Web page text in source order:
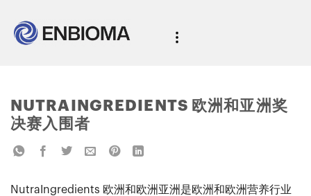
NUTRAINGREDIENTS 欧洲和亚洲奖
决赛入围者
NutraIngredients 欧洲和欧洲亚洲是欧洲和欧洲营养行业